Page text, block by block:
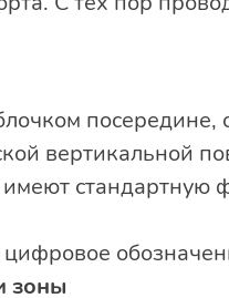
вертикальной
стандартную
зоны